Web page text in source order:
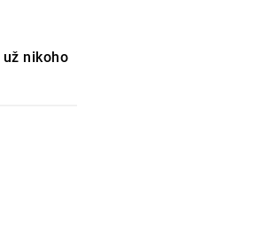
už nikoho